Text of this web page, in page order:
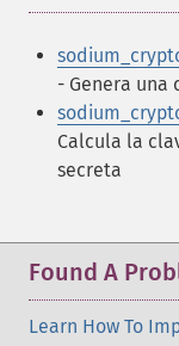
- Genera una
Calcula la
secreta
Found A
Learn How To